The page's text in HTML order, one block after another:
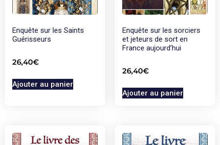
Enquête sur les Saints
Guérisseurs
26,40€
Ajouter au panier
Enquête sur les sorciers
et jeteurs de sort en
France aujourd’hui
26,40€
Ajouter au panier